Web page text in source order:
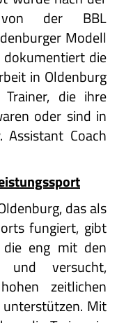
von der BBL
Modell
die
in Oldenburg
die ihre
oder sind in
Coach
das als
fungiert, gibt
die eng mit den
und versucht,
zeitlichen
Mit